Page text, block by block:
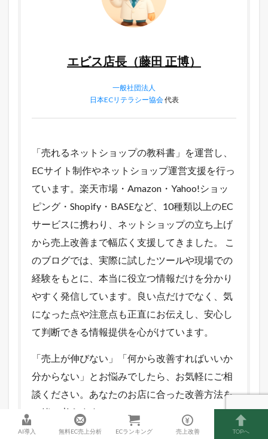
エビス店長（藤田 正博）
一般社団法人
日本ECリテラシー協会代表
「売れるネットショップの教科書」を運営し、
ECサイト制作やネットショップ運営支援を行っ
ています。楽天市場・Amazon・Yahoo!ショッ
ピング・Shopify・BASEなど、10種類以上のEC
サービスに携わり、ネットショップの立ち上げ
から売上改善まで幅広く支援してきました。 こ
のブログでは、実際に試したツールや現場での
経験をもとに、本当に役立つ情報だけを分かり
やすく発信しています。良い点だけでなく、気
になった点や注意点も正直にお伝えし、安心し
て判断できる情報提供を心がけています。
「売上が伸びない」「何から改善すればいいか
分からない」とお悩みでしたら、お気軽にご相
談ください。あなたのお店に合った改善方法を
一緒に考えます。
AI導入 無料EC売上分析 ECランキング 売上改善 TOPへ